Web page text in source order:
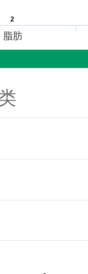
2
2
脂肪